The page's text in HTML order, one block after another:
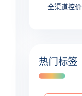
全渠道控
热门标签